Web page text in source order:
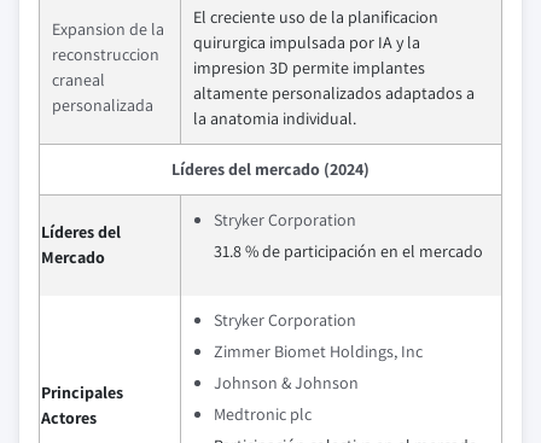
Expansion de la
reconstruccion
craneal
personalizada
El creciente uso de la planificacion
quirurgica impulsada por IA y la
impresion 3D permite implantes
altamente personalizados adaptados a
la anatomia individual.
Líderes del mercado (2024)
Líderes del
Mercado
Stryker Corporation
31.8 % de participación en el mercado
Principales
Actores
Stryker Corporation
Zimmer Biomet Holdings, Inc
Johnson & Johnson
Medtronic plc